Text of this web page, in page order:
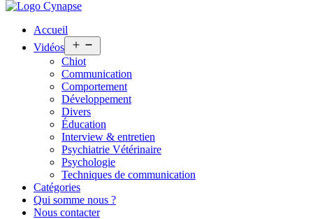
Accueil
Vidéos
menu
Chiot
Communication
Comportement
Développement
Divers
Éducation
Interview & entretien
Psychiatrie Vétérinaire
Psychologie
Techniques de communication
Catégories
Qui somme nous ?
Nous contacter